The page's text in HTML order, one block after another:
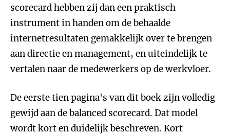
scorecard hebben zij dan een praktisch
instrument in handen om de behaalde
internetresultaten gemakkelijk over te brengen
aan directie en management, en uiteindelijk te
vertalen naar de medewerkers op de werkvloer.
De eerste tien pagina's van dit boek zijn volledig
gewijd aan de balanced scorecard. Dat model
wordt kort en duidelijk beschreven. Kort